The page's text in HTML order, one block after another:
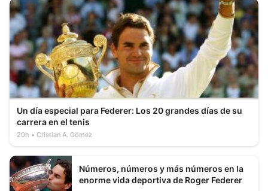
Un día especial para Federer: Los 20 grandes días de su
carrera en el tenis
20h Cristian A. Gómez
Números, números y más números en la
enorme vida deportiva de Roger Federer